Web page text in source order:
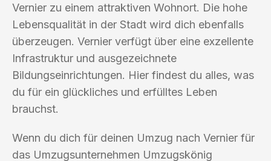
Vernier zu einem attraktiven Wohnort. Die hohe
Lebensqualität in der Stadt wird dich ebenfalls
überzeugen. Vernier verfügt über eine exzellente
Infrastruktur und ausgezeichnete
Bildungseinrichtungen. Hier findest du alles, was
du für ein glückliches und erfülltes Leben
brauchst.
Wenn du dich für deinen Umzug nach Vernier für
das Umzugsunternehmen Umzugskönig